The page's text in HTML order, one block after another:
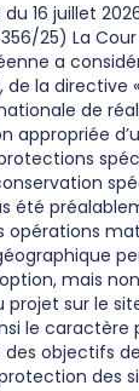
16 juillet
25) La
a
de la directive
de
appropriée
été
opérations
mais
projet sur le
le caractère
des objectifs
des